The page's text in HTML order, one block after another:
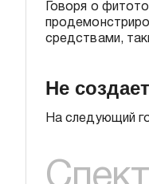
Говоря о
средствами,
Не
На следующий